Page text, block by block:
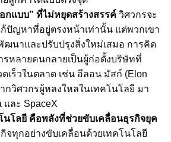
กแบบ” ที่ไม่หยุดสร้างสรรค์ วิศวกรจะ
ปัญหาที่อยู่ตรงหน้าเท่านั้น แต่พวกเขา
ฒนาและปรับปรุงสิ่งใหม่เสมอ การคิด
รหลายคนกลายเป็นผู้ก่อตั้งบริษัทที่
ดเร็วในตลาด เช่น อีลอน มัสก์ (Elon
กวิศวกรผู้หลงใหลในเทคโนโลยี มา
และ SpaceX
นโลยี คือพลังที่ช่วยขับเคลื่อนธุรกิจยุค
จทุกอย่างขับเคลื่อนด้วยเทคโนโลยี